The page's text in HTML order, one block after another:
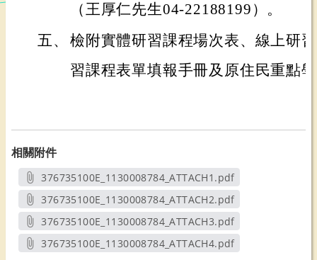
（王厚仁先生04-22188199）。
五、 檢附實體研習課程場次表、線上研
習課程表單填報手冊及原住民重點
相關附件
376735100E_1130008784_ATTACH1.pdf
另開新視窗
376735100E_1130008784_ATTACH2.pdf
另開新視窗
376735100E_1130008784_ATTACH3.pdf
另開新視窗
376735100E_1130008784_ATTACH4.pdf